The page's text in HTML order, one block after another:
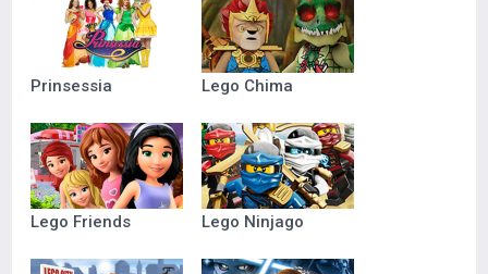
Prinsessia Lego Chima
Lego Friends Lego Ninjago